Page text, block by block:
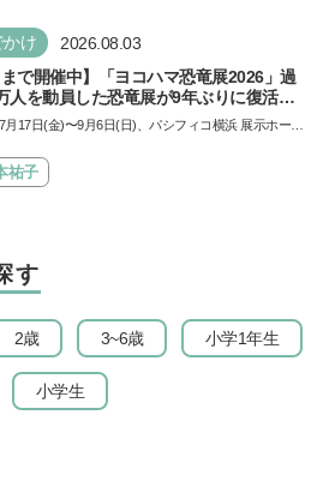
かけ 2026.08.03
まで開催中】「ヨコハマ恐竜展2026」過
人を動員した恐竜展が9年ぶりに復活！
のおでかけで楽しむポイントを完全ガイ
月17日(金)〜9月6日(日)、パシフィコ横浜 展示ホール
祐子
す
2歳 3~6歳 小学1年生
小学生